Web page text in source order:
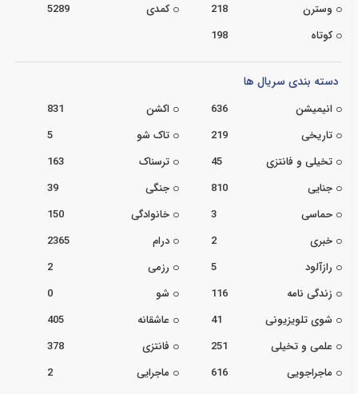
وسترن
218 کمدی
5289
کوتاه
198
دسته بندی سریال ها
انیمیشن 636 اکشن
831
تاریخی
219 تاک شو
5
تخیلی و فانتزی
45 ترسناک
163
جنایی
810 جنگی
39
حماسی
3 خانوادگی
150
خبری
2 درام
2365
رازآلود
5 رزمی
2
زندگی نامه
116 شو
0
شوی تلویزیونی
41 عاشقانه
405
علمی و تخیلی
251 فانتزی
378
ماجراجویی
616 ماجرایی
2